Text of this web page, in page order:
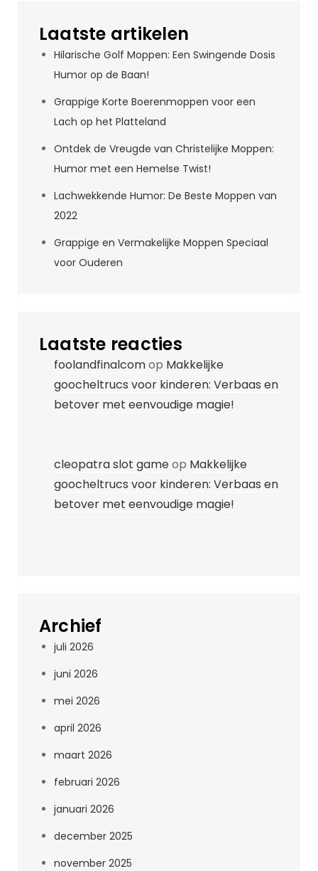
Laatste artikelen
Hilarische Golf Moppen: Een Swingende Dosis
Humor op de Baan!
Grappige Korte Boerenmoppen voor een
Lach op het Platteland
Ontdek de Vreugde van Christelijke Moppen:
Humor met een Hemelse Twist!
Lachwekkende Humor: De Beste Moppen van
2022
Grappige en Vermakelijke Moppen Speciaal
voor Ouderen
Laatste reacties
foolandfinalcomop Makkelijke
goocheltrucs voor kinderen: Verbaas en
betover met eenvoudige magie!
cleopatra slot gameop Makkelijke
goocheltrucs voor kinderen: Verbaas en
betover met eenvoudige magie!
Archief
juli 2026
juni 2026
mei 2026
april 2026
maart 2026
februari 2026
januari 2026
december 2025
november 2025